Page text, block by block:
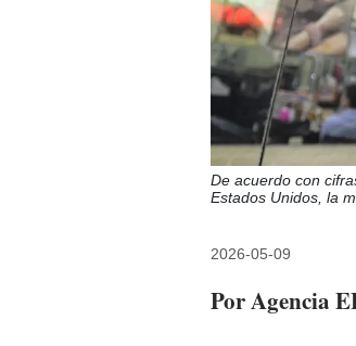
De acuerdo con
Estados Unidos, la
2026-05-09
Por Agencia